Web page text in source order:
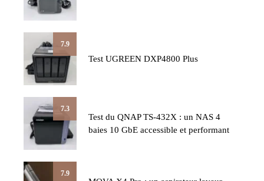
7.9
Test UGREEN DXP4800 Plus
7.3
Test du QNAP TS-432X : un NAS 4
baies 10 GbE accessible et performant
7.9